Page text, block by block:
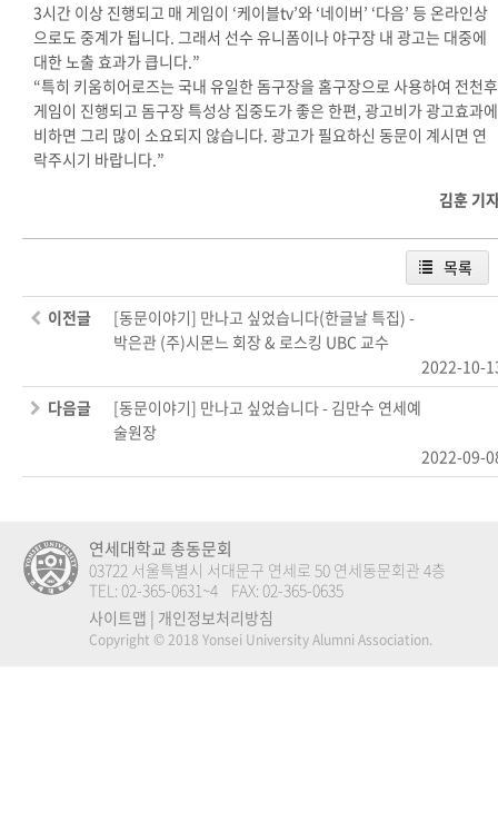
3시간 이상 진행되고 매 게임이 ‘케이블tv’와 ‘네이버’ ‘다음’ 등 온라인상
으로도 중계가 됩니다. 그래서 선수 유니폼이나 야구장 내 광고는 대중에
대한 노출 효과가 큽니다.”
“특히 키움히어로즈는 국내 유일한 돔구장을 홈구장으로 사용하여 전천후
게임이 진행되고 돔구장 특성상 집중도가 좋은 한편, 광고비가 광고효과에
비하면 그리 많이 소요되지 않습니다. 광고가 필요하신 동문이 계시면 연
락주시기 바랍니다.”
김훈 기
목록
이전글
[동문이야기] 만나고 싶었습니다(한글날 특집) -
박은관 (주)시몬느 회장 & 로스킹 UBC 교수
2022-10-
다음글
[동문이야기] 만나고 싶었습니다 - 김만수 연세예
술원장
2022-09-
연세대학교 총동문회
03722 서울특별시 서대문구 연세로 50 연세동문회관 4층
TEL: 02-365-0631~4 FAX: 02-365-0635
사이트맵 | 개인정보처리방침
Copyright © 2018 Yonsei University Alumni Association.